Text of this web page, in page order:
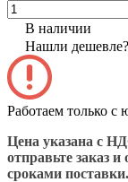
В наличии
Нашли дешевле?
Работаем только с
Цена указана с
отправьте заказ
сроками поставки.